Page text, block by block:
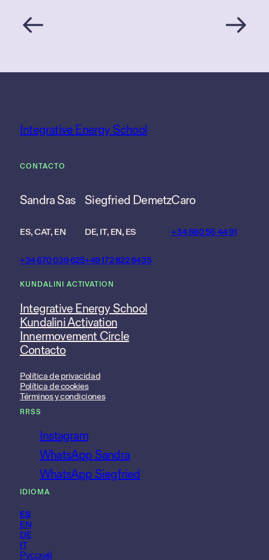
Integrative Energy School
CONTACTO
Sandra Sas
ES, CAT, EN
+34 670 039 625
Siegfried Demetz
DE, IT, EN, ES
+49 172 822 8435
Caro
+34 660 56 44 91
KUNDALINI ACTIVATION
Integrative Energy School
Kundalini Activation
Innermovement Circle
Contacto
Política de privacidad
Política de cookies
Términos y condiciones
RRSS
Instagram
WhatsApp Sandra
WhatsApp Siegfried
IDIOMA
ES
EN
DE
IT
Русский